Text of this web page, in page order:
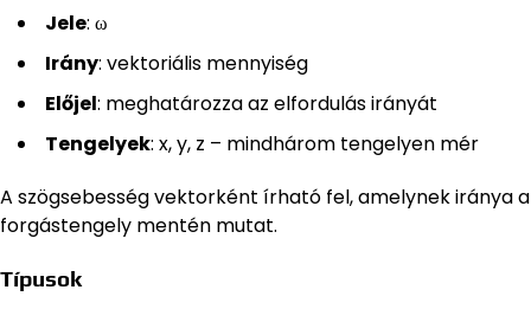
Jele: ω
Irány: vektoriális mennyiség
Előjel: meghatározza az elfordulás irányát
Tengelyek: x, y, z – mindhárom tengelyen mér
A szögsebesség vektorként írható fel, amelynek iránya a
forgástengely mentén mutat.
Típusok